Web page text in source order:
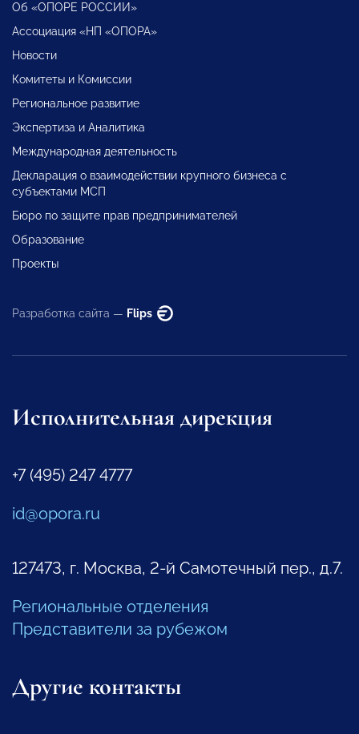
Об «ОПОРЕ РОССИИ»
Ассоциация «НП «ОПОРА»
Новости
Комитеты и Комиссии
Региональное развитие
Экспертиза и Аналитика
Международная деятельность
Декларация о взаимодействии крупного бизнеса с
субъектами МСП
Бюро по защите прав предпринимателей
Образование
Проекты
Разработка сайта — Flips
Исполнительная дирекция
+7 (495) 247 4777
id@opora.ru
127473, г. Москва, 2-й Самотечный пер., д.7.
Региональные отделения
Представители за рубежом
Другие контакты